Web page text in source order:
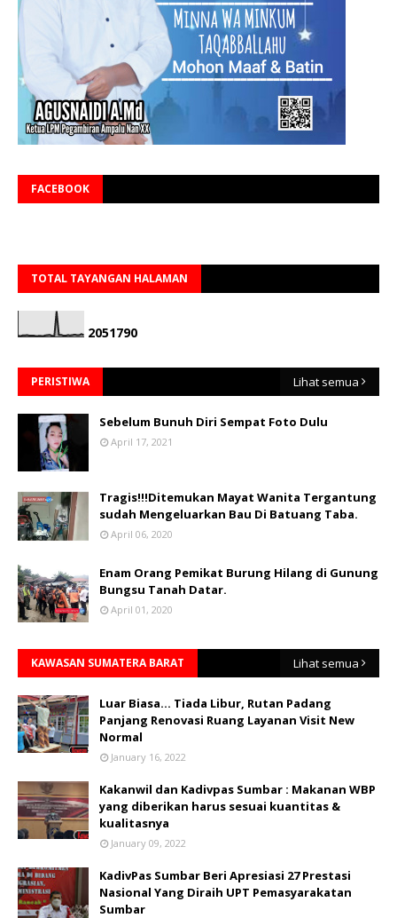
FACEBOOK
TOTAL TAYANGAN HALAMAN
2051790
PERISTIWA Lihat semua
Sebelum Bunuh Diri Sempat Foto Dulu
April 17, 2021
Tragis!!!Ditemukan Mayat Wanita Tergantung
sudah Mengeluarkan Bau Di Batuang Taba.
April 06, 2020
Enam Orang Pemikat Burung Hilang di Gunung
Bungsu Tanah Datar.
April 01, 2020
KAWASAN SUMATERA BARAT Lihat semua
Luar Biasa... Tiada Libur, Rutan Padang
Panjang Renovasi Ruang Layanan Visit New
Normal
January 16, 2022
Kakanwil dan Kadivpas Sumbar : Makanan WBP
yang diberikan harus sesuai kuantitas &
kualitasnya
January 09, 2022
KadivPas Sumbar Beri Apresiasi 27 Prestasi
Nasional Yang Diraih UPT Pemasyarakatan
Sumbar